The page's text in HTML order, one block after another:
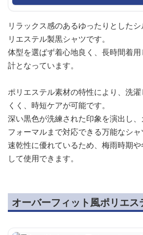
リラックス感のあるゆったりとした
リエステル製黒シャツです。
体型を選ばず着心地良く、長時間着
計となっています。
ポリエステル素材の特性により、洗
くく、時短ケアが可能です。
深い黒色が洗練された印象を演出し、
フォーマルまで対応できる万能なシャ
速乾性に優れているため、梅雨時期
して使用できます。
オーバーフィット風ポリエス